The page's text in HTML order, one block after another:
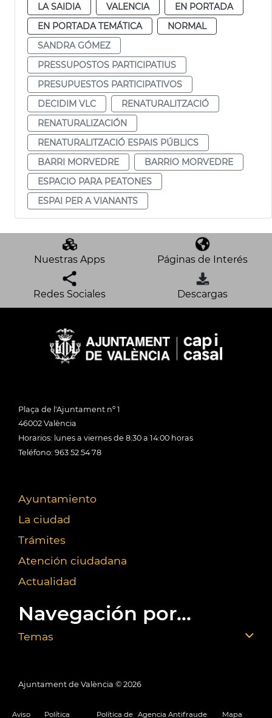
LA SAIDIA
VALENCIA
EN PORTADA
EN PORTADA TEMÁTICA
NORMAL
SANDRA GÓMEZ
PRESSUPOSTOS PARTICIPATIUS
PRESUPUESTOS PARTICIPATIVOS
DECIDIM VLC
RENATURALITZACIÓ
RENATURALIZACIÓN
RENATURALITZACIÓ ESPAIS PÚBLICS
BARRI MORVEDRE
BARRIO MORVEDRE
ESPACIO PARA PEATONES
ESPAI PER A VIANANTS
Nuestras Apps Páginas de Interés
Redes Sociales Descargas
Plaça de l'Ajuntament nº 1
46002 València
Horarios: lunes a viernes de 8:30 a 14:00 horas
Teléfono: 963 52 54 78
Ayuntamiento
La ciudad
Trámites
Atención ciudadana
Actualidad
Navegación por...
Temas
Ajuntament de València © 2026
Aviso Política Política de Agencia Antifraude Mapa